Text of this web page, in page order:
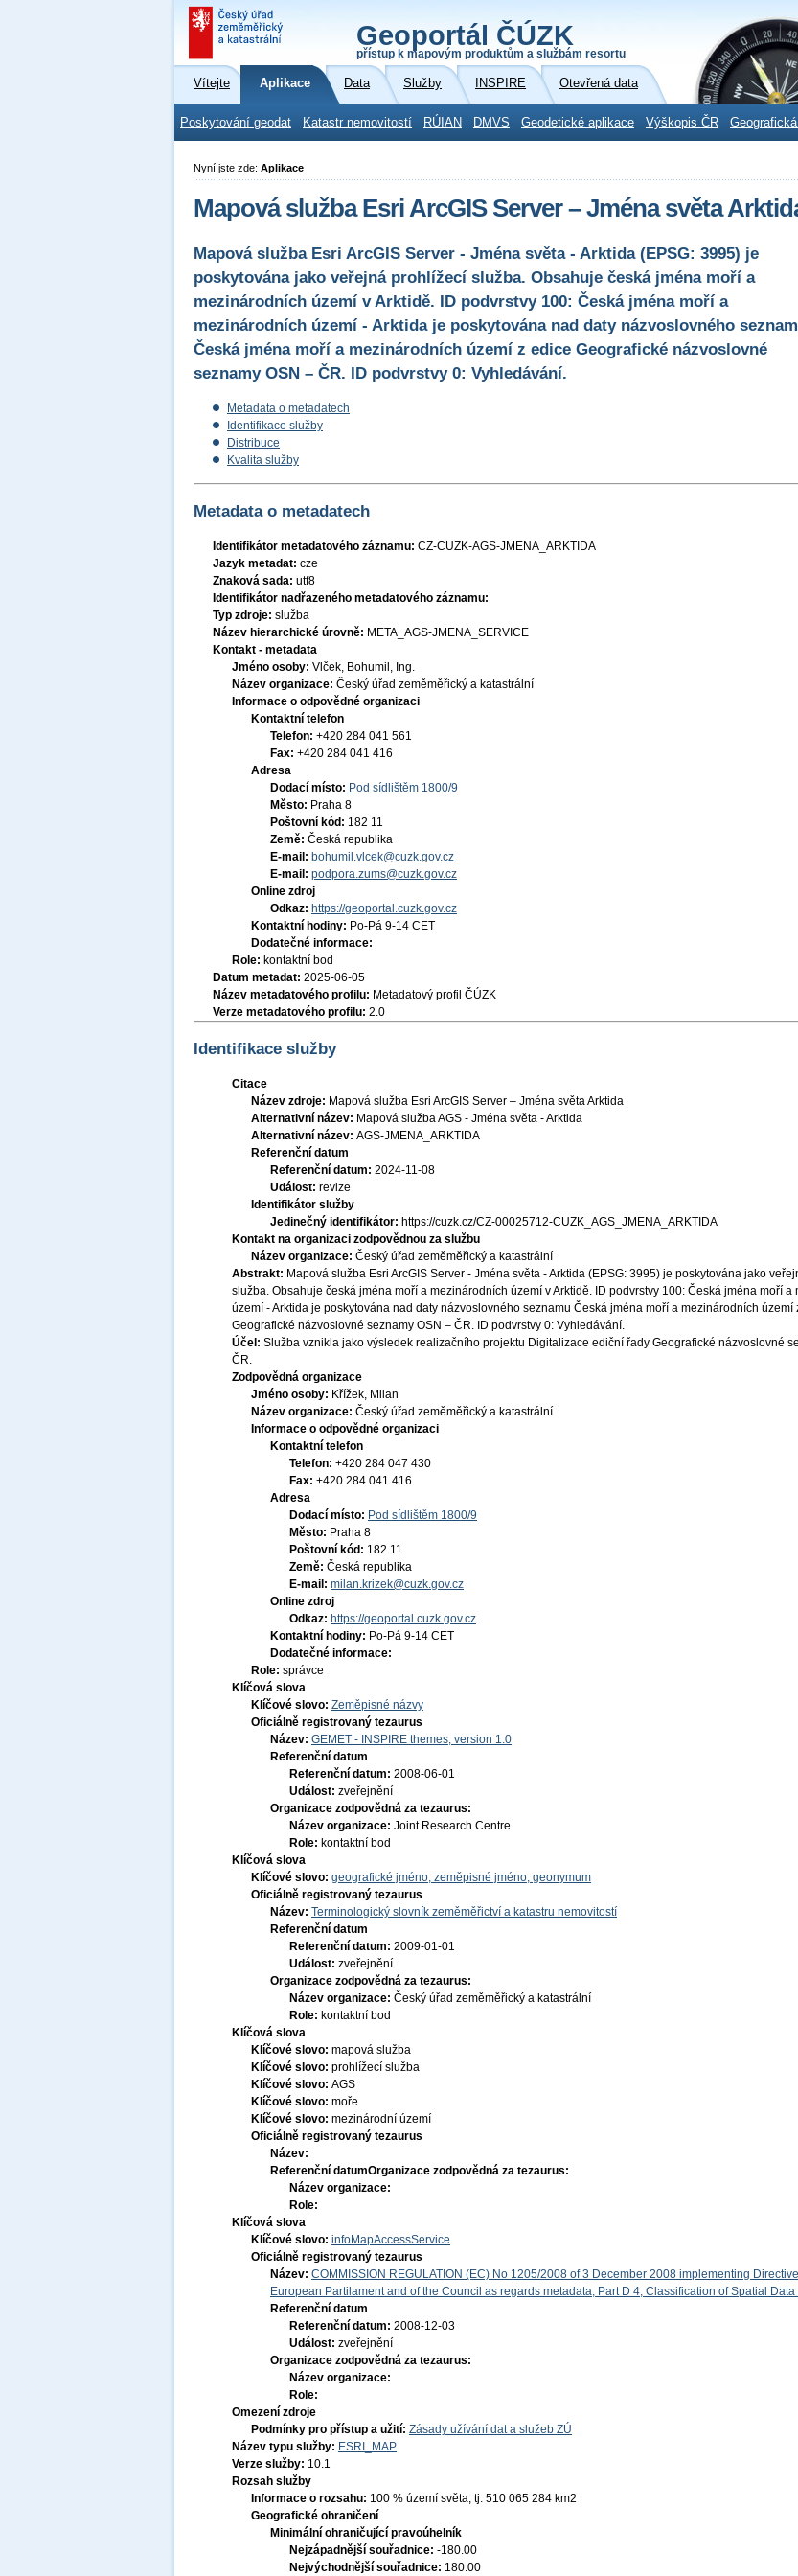
Geoportál ČÚZK
přístup k mapovým produktům a službám resortu
Vítejte Aplikace Data Služby INSPIRE Otevřená data
Poskytování geodat Katastr nemovitostí RÚIAN DMVS Geodetické aplikace Výškopis ČR
Nyní jste zde: Aplikace
Mapová služba Esri ArcGIS Server – Jména světa
Mapová služba Esri ArcGIS Server - Jména světa - Arktida (EPSG: 3995) je
poskytována jako veřejná prohlížecí služba. Obsahuje česká jména moří a
mezinárodních území v Arktidě. ID podvrstvy 100: Česká jména moří a
mezinárodních území - Arktida je poskytována nad daty názvoslovného
Česká jména moří a mezinárodních území z edice Geografické názvoslovné
seznamy OSN – ČR. ID podvrstvy 0: Vyhledávání.
Metadata o metadatech
Identifikace služby
Distribuce
Kvalita služby
Metadata o metadatech
Identifikátor metadatového záznamu: CZ-CUZK-AGS-JMENA_ARKTIDA
Jazyk metadat: cze
Znaková sada: utf8
Identifikátor nadřazeného metadatového záznamu:
Typ zdroje: služba
Název hierarchické úrovně: META_AGS-JMENA_SERVICE
Kontakt - metadata
Jméno osoby: Vlček, Bohumil, Ing.
Název organizace: Český úřad zeměměřický a katastrální
Informace o odpovědné organizaci
Kontaktní telefon
Telefon: +420 284 041 561
Fax: +420 284 041 416
Adresa
Dodací místo: Pod sídlištěm 1800/9
Město: Praha 8
Poštovní kód: 182 11
Země: Česká republika
E-mail: bohumil.vlcek@cuzk.gov.cz
E-mail: podpora.zums@cuzk.gov.cz
Online zdroj
Odkaz: https://geoportal.cuzk.gov.cz
Kontaktní hodiny: Po-Pá 9-14 CET
Dodatečné informace:
Role: kontaktní bod
Datum metadat: 2025-06-05
Název metadatového profilu: Metadatový profil ČÚZK
Verze metadatového profilu: 2.0
Identifikace služby
Citace
Název zdroje: Mapová služba Esri ArcGIS Server – Jména světa Arktida
Alternativní název: Mapová služba AGS - Jména světa - Arktida
Alternativní název: AGS-JMENA_ARKTIDA
Referenční datum
Referenční datum: 2024-11-08
Událost: revize
Identifikátor služby
Jedinečný identifikátor: https://cuzk.cz/CZ-00025712-CUZK_AGS_JMENA_ARKTIDA
Kontakt na organizaci zodpovědnou za službu
Název organizace: Český úřad zeměměřický a katastrální
Abstrakt: Mapová služba Esri ArcGIS Server - Jména světa - Arktida (EPSG: 3995) je poskytována jako
služba. Obsahuje česká jména moří a mezinárodních území v Arktidě. ID podvrstvy 100: Česká jména moří a
území - Arktida je poskytována nad daty názvoslovného seznamu Česká jména moří a mezinárodních území
Geografické názvoslovné seznamy OSN – ČR. ID podvrstvy 0: Vyhledávání.
Účel: Služba vznikla jako výsledek realizačního projektu Digitalizace ediční řady Geografické názvoslovné
ČR.
Zodpovědná organizace
Jméno osoby: Křížek, Milan
Název organizace: Český úřad zeměměřický a katastrální
Informace o odpovědné organizaci
Kontaktní telefon
Telefon: +420 284 047 430
Fax: +420 284 041 416
Adresa
Dodací místo: Pod sídlištěm 1800/9
Město: Praha 8
Poštovní kód: 182 11
Země: Česká republika
E-mail: milan.krizek@cuzk.gov.cz
Online zdroj
Odkaz: https://geoportal.cuzk.gov.cz
Kontaktní hodiny: Po-Pá 9-14 CET
Dodatečné informace:
Role: správce
Klíčová slova
Klíčové slovo: Zeměpisné názvy
Oficiálně registrovaný tezaurus
Název: GEMET - INSPIRE themes, version 1.0
Referenční datum
Referenční datum: 2008-06-01
Událost: zveřejnění
Organizace zodpovědná za tezaurus:
Název organizace: Joint Research Centre
Role: kontaktní bod
Klíčová slova
Klíčové slovo: geografické jméno, zeměpisné jméno, geonymum
Oficiálně registrovaný tezaurus
Název: Terminologický slovník zeměměřictví a katastru nemovitostí
Referenční datum
Referenční datum: 2009-01-01
Událost: zveřejnění
Organizace zodpovědná za tezaurus:
Název organizace: Český úřad zeměměřický a katastrální
Role: kontaktní bod
Klíčová slova
Klíčové slovo: mapová služba
Klíčové slovo: prohlížecí služba
Klíčové slovo: AGS
Klíčové slovo: moře
Klíčové slovo: mezinárodní území
Oficiálně registrovaný tezaurus
Název:
Referenční datumOrganizace zodpovědná za tezaurus:
Název organizace:
Role:
Klíčová slova
Klíčové slovo: infoMapAccessService
Oficiálně registrovaný tezaurus
Název: COMMISSION REGULATION (EC) No 1205/2008 of 3 December 2008 implementing
European Partilament and of the Council as regards metadata, Part D 4, Classification of Spatial
Referenční datum
Referenční datum: 2008-12-03
Událost: zveřejnění
Organizace zodpovědná za tezaurus:
Název organizace:
Role:
Omezení zdroje
Podmínky pro přístup a užití: Zásady užívání dat a služeb ZÚ
Název typu služby: ESRI_MAP
Verze služby: 10.1
Rozsah služby
Informace o rozsahu: 100 % území světa, tj. 510 065 284 km2
Geografické ohraničení
Minimální ohraničující pravoúhelník
Nejzápadnější souřadnice: -180.00
Nejvýchodnější souřadnice: 180.00